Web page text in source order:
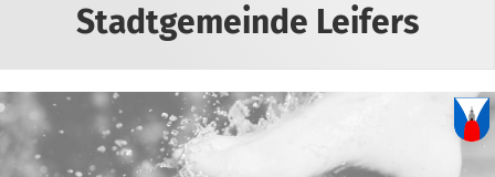
Stadtgemeinde Leifers